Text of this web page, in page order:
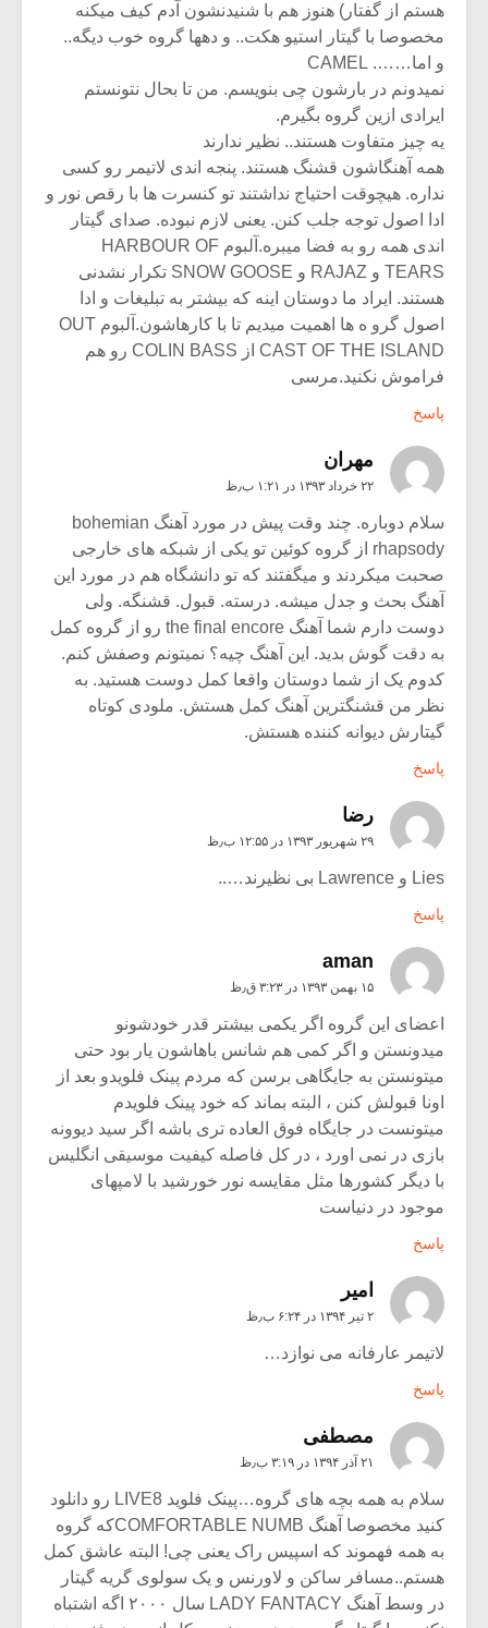
هستم از گفتار) هنوز هم با شنیدنشون آدم کیف میکنه
مخصوصا با گیتار استیو هکت.. و دهها گروه خوب دیگه..
و اما……. CAMEL
نمیدونم در بارشون چی بنویسم. من تا بحال نتونستم
ایرادی ازین گروه بگیرم.
یه چیز متفاوت هستند.. نظیر ندارند
همه آهنگاشون قشنگ هستند. پنجه اندی لاتیمر رو کسی
نداره. هیچوقت احتیاج نداشتند تو کنسرت ها با رقص نور و
ادا اصول توجه جلب کنن. یعنی لازم نبوده. صدای گیتار
اندی همه رو به فضا میبره.آلبوم HARBOUR OF
TEARS و RAJAZ و SNOW GOOSE تکرار نشدنی
هستند. ایراد ما دوستان اینه که بیشتر به تبلیغات و ادا
اصول گرو ه ها اهمیت میدیم تا با کارهاشون.آلبوم OUT
CAST OF THE ISLAND از COLIN BASS رو هم
فراموش نکنید.مرسی
پاسخ
مهران
۲۲ خرداد ۱۳۹۳ در ۱:۲۱ ب٫ظ
سلام دوباره. چند وقت پیش در مورد آهنگ bohemian
rhapsody از گروه کوئین تو یکی از شبکه های خارجی
صحبت میکردند و میگفتند که تو دانشگاه هم در مورد این
آهنگ بحث و جدل میشه. درسته. قبول. قشنگه. ولی
دوست دارم شما آهنگ the final encore رو از گروه کمل
به دقت گوش بدید. این آهنگ چیه؟ نمیتونم وصفش کنم.
کدوم یک از شما دوستان واقعا کمل دوست هستید. به
نظر من قشنگترین آهنگ کمل هستش. ملودی کوتاه
گیتارش دیوانه کننده هستش.
پاسخ
رضا
۲۹ شهریور ۱۳۹۳ در ۱۲:۵۵ ب٫ظ
Lies و Lawrence بی نظیرند…..
پاسخ
aman
۱۵ بهمن ۱۳۹۳ در ۳:۲۳ ق٫ظ
اعضای این گروه اگر یکمی بیشتر قدر خودشونو
میدونستن و اگر کمی هم شانس باهاشون یار بود حتی
میتونستن به جایگاهی برسن که مردم پینک فلویدو بعد از
اونا قبولش کنن ، البته بماند که خود پینک فلویدم
میتونست در جایگاه فوق العاده تری باشه اگر سید دیوونه
بازی در نمی اورد ، در کل فاصله کیفیت موسیقی انگلیس
با دیگر کشورها مثل مقایسه نور خورشید با لامپهای
موجود در دنیاست
پاسخ
امیر
۲ تیر ۱۳۹۴ در ۶:۲۴ ب٫ظ
لاتیمر عارفانه می نوازد…
پاسخ
مصطفی
۲۱ آذر ۱۳۹۴ در ۳:۱۹ ب٫ظ
سلام به همه بچه های گروه…پینک فلوید LIVE8 رو دانلود
کنید مخصوصا آهنگ COMFORTABLE NUMBکه گروه
به همه فهموند که اسپیس راک یعنی چی! البته عاشق کمل
هستم..مسافر ساکن و لاورنس و یک سولوی گریه گیتار
در وسط آهنگ LADY FANTACY سال ۲۰۰۰ اگه اشتباه